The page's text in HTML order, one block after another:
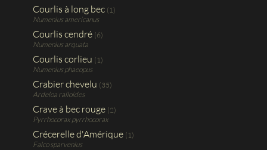
Courlis à long bec (1)
Numenius americanus
Courlis cendré (6)
Numenius arquata
Courlis corlieu (1)
Numenius phaeopus
Crabier chevelu (35)
Ardeloa ralloides
Crave à bec rouge (2)
Pyrrhocorax pyrrhocorax
Crécerelle d'Amérique (1)
Falco sparvenius